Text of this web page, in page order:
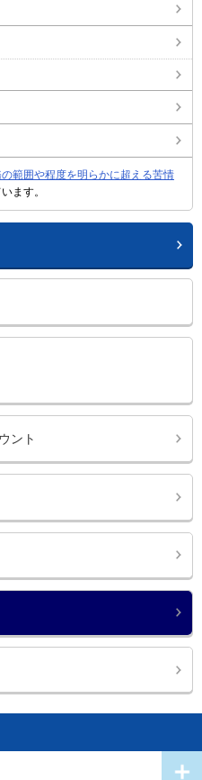
の範囲や程度を明らかに超える苦情
ます。
ント